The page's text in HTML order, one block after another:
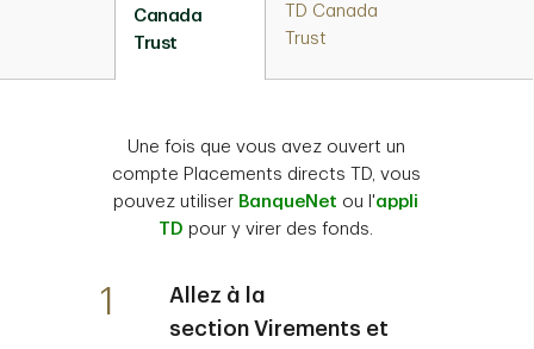
Canada
Trust
TD Canada
Trust
Une fois que vous avez ouvert un
compte Placements directs TD, vous
pouvez utiliser BanqueNet ou l'appli
TD pour y virer des fonds.
1
Allez à la
sectionVirements et